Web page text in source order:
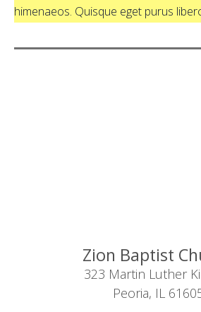
himenaeos. Quisque eget purus
Zion Baptist
323 Martin Luther
Peoria, IL